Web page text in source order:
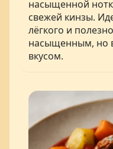
насыщенной
свежей кинзы.
лёгкого и
насыщенным, но
вкусом.